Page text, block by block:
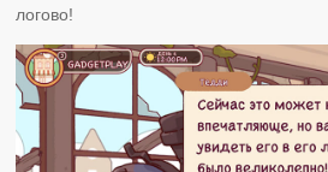
логово!